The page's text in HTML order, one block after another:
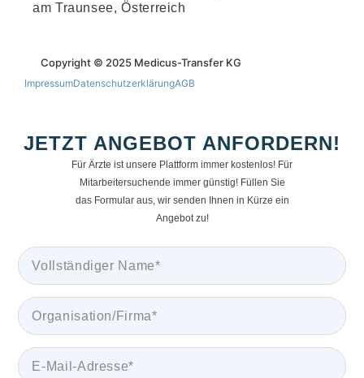
am Traunsee, Österreich
Copyright © 2025 Medicus-Transfer KG
ImpressumDatenschutzerklärungAGB
JETZT ANGEBOT ANFORDERN!
Für Ärzte ist unsere Plattform immer kostenlos! Für
Mitarbeitersuchende immer günstig! Füllen Sie
das Formular aus, wir senden Ihnen in Kürze ein
Angebot zu!